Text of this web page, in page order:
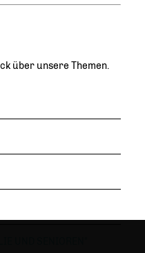
über unsere Themen.
UND SENIOREN"